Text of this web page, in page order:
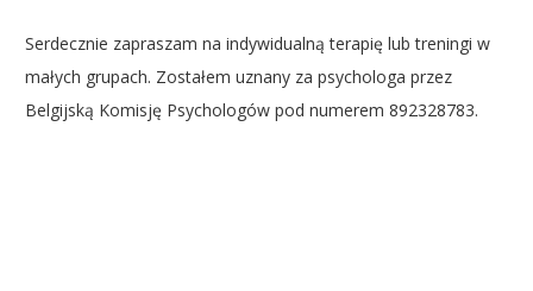
Serdecznie zapraszam na indywidualną terapię lub treningi w
małych grupach. Zostałem uznany za psychologa przez
Belgijską Komisję Psychologów pod numerem 892328783.